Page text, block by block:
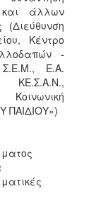
άλλων
Κέντρο
-
Σ.Ε.Μ., Ε.Α.
ΠΑΙΔΙΟΥ»)